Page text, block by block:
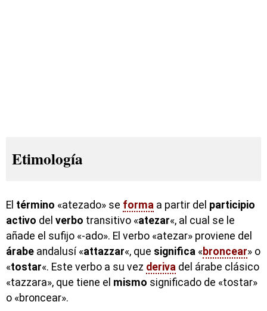
Etimología
El término «atezado» se forma a partir del participio
activo del verbo transitivo «atezar«, al cual se le
añade el sufijo «-ado». El verbo «atezar» proviene del
árabe andalusí «attazzar«, que significa «broncear» o
«tostar«. Este verbo a su vez deriva del árabe clásico
«tazzara», que tiene el mismo significado de «tostar»
o «broncear».